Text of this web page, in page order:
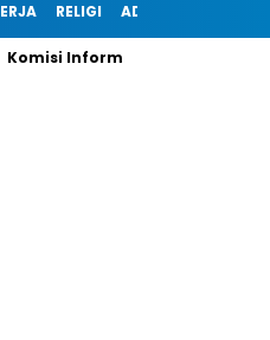
RELIGI ADVERTORIAL
Informasi Jabar Kunjungi